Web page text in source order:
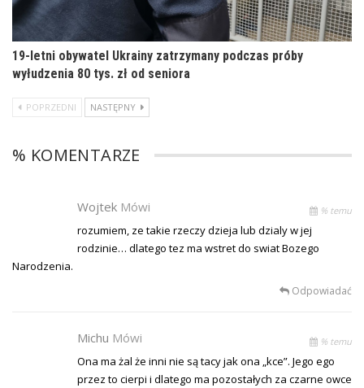
19-letni obywatel Ukrainy zatrzymany podczas próby
wyłudzenia 80 tys. zł od seniora
POPRZEDNI NASTĘPNY
% KOMENTARZE
Wojtek Mówi % temu
rozumiem, ze takie rzeczy dzieja lub dzialy w jej
rodzinie… dlatego tez ma wstret do swiat Bozego
Narodzenia.
Odpowiadać
Michu Mówi % temu
Ona ma żal że inni nie są tacy jak ona „kce”. Jego ego
przez to cierpi i dlatego ma pozostałych za czarne owce